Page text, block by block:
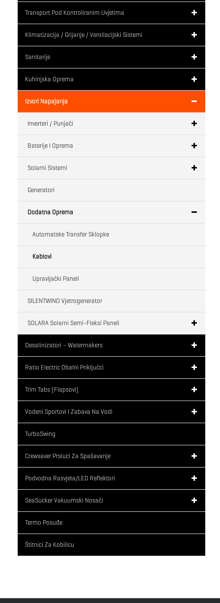
Transport Pod Kontroliranim Uvjetima
Klimatizacija / Grijanje / Ventilacijski Sistemi
Sanitarije
Kuhinjska Oprema
Izvori Napajanja
Inverteri / Punjači
Baterije I Oprema
Solarni Sistemi
Generatori
Dodatna Oprema
Automatske Transfer Sklopke
Kablovi
Upravljački Paneli
SILENTWIND Vjetrogenerator
SOLARA Solarni Semi-Fleksi Paneli
Desalinizatori – Watermakers
Ratio Electric Obalni Priključci
Trim Tabs (flapsovi)
Vodeni Sportovi I Zabava Na Vodi
TurboSwing
Crewsaver Prsluci Za Spašavanje
Podvodna Rasvjeta/LED Reflektori
SeaSucker Vakuumski Nosači
Termo Posuđe
Štitnici Za Kobilicu